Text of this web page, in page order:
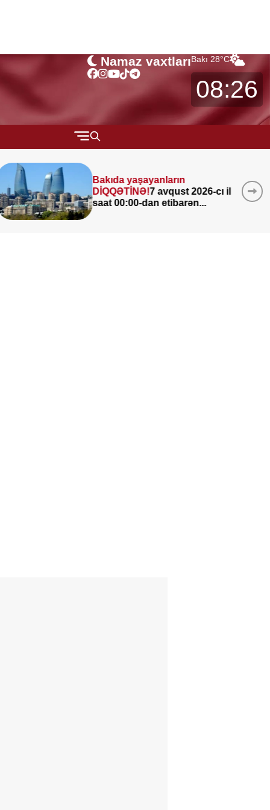
Namaz vaxtlarıBakı 28°C
08:26
MÜSAHİBƏ
MARAQLI
Bakıda yaşayanların
DİQQƏTİNƏ!7 avqust 2026-cı il
saat 00:00-dan etibarən...